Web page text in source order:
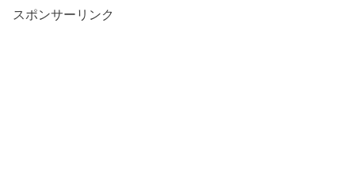
スポンサーリンク